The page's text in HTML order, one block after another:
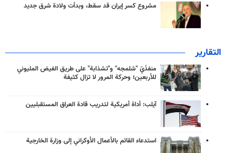
مشروع كسر إيران قد سقط، وبدأت ولادة شرق جديد
التقارير
منفذَيّ "شلمجه" و"تشذابة" على طريق الفيض المليوني
للأربعين؛ وحركة المرور لا تزال كثيفة
آيلب: أداة أمريكية لتدريب قادة العراق المستقبليين
استدعاء القائم بالأعمال الأوكراني إلى وزارة الخارجية